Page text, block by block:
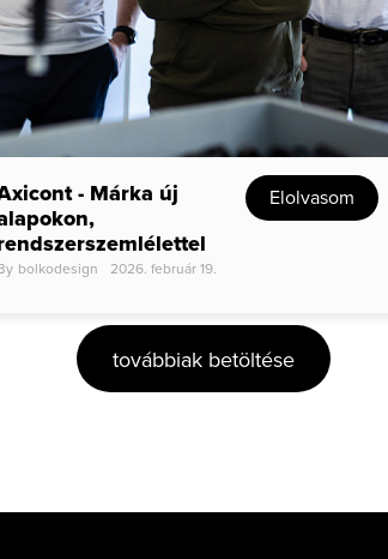
- Márka új
bolkodesign 2026. február 19.
Elolvasom
továbbiak betöltése